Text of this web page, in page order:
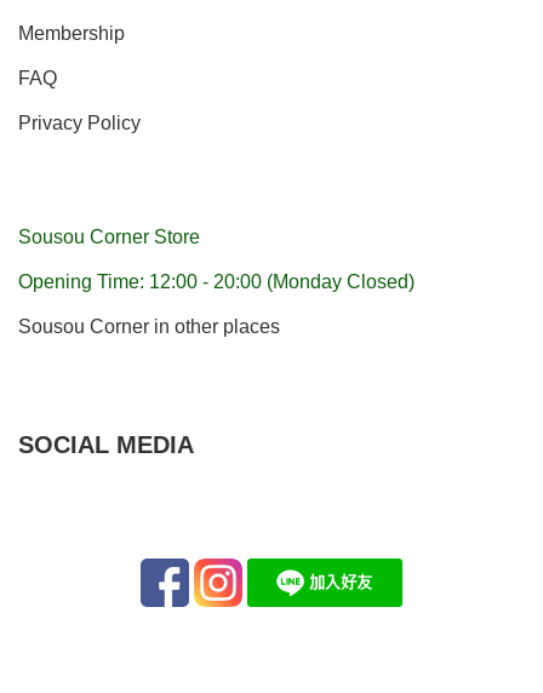
Membership
FAQ
Privacy Policy
Sousou Corner Store
Opening Time: 12:00 - 20:00 (Monday Closed)
Sousou Corner in other places
SOCIAL MEDIA